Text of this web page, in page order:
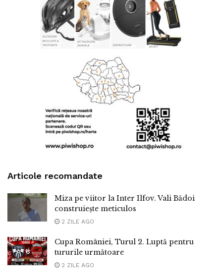
Articole recomandate
Miza pe viitor la Inter Ilfov. Vali Bădoi
construiește meticulos
2 ZILE AGO
Cupa României, Turul 2. Luptă pentru
tururile următoare
2 ZILE AGO